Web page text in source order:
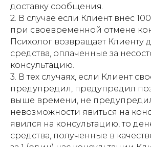
доставку сообщения.
2. В случае если Клиент внес
при своевременной отмене
Психолог возвращает Клиенту
средства, оплаченные за
консультацию.
3. В тех случаях, если Клиент
предупредил, предупредил
выше времени, не
невозможности явиться на
явился на консультацию, то
средства, полученные в